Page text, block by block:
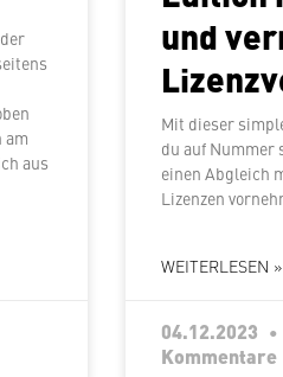
am
aus
und
Mit dieser
du auf Nummer
einen Abgleich
Lizenzen
WEITERLESEN »
04.12.2023
Kommentare